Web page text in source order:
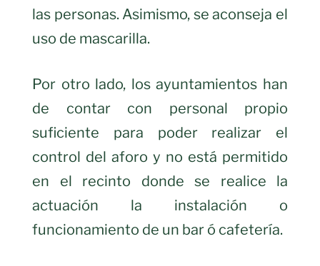
las personas. Asimismo, se aconseja el
uso de mascarilla.
Por otro lado, los ayuntamientos han
de contar con personal propio
suficiente para poder realizar el
control del aforo y no está permitido
en el recinto donde se realice la
actuación la instalación o
funcionamiento de un bar ó cafetería.